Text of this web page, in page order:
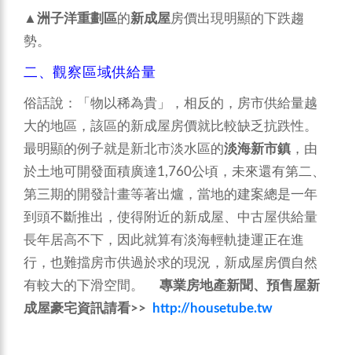
▲ 洲子洋重劃區的新成屋房價出現明顯的下跌趨
勢。
二、觀察區域供給量
俗話說：「物以稀為貴」，相反的，房市供給量越
大的地區，該區的新成屋房價就比較缺乏抗跌性。
最明顯的例子就是新北市淡水區的淡海新市鎮 ，由
於土地可開發面積廣達1,760公頃，未來還有第二、
第三期的開發計畫等著出爐，當地的建案總是一年
到頭不斷推出，使得附近的新成屋、中古屋供給量
長年居高不下，因此就算有淡海輕軌捷運正在進
行，也難擋房市供過於求的現況，新成屋房價自然
有較大的下滑空間。 專業房地產新聞、預售屋新
成屋豪宅資訊請看>> http://housetube.tw